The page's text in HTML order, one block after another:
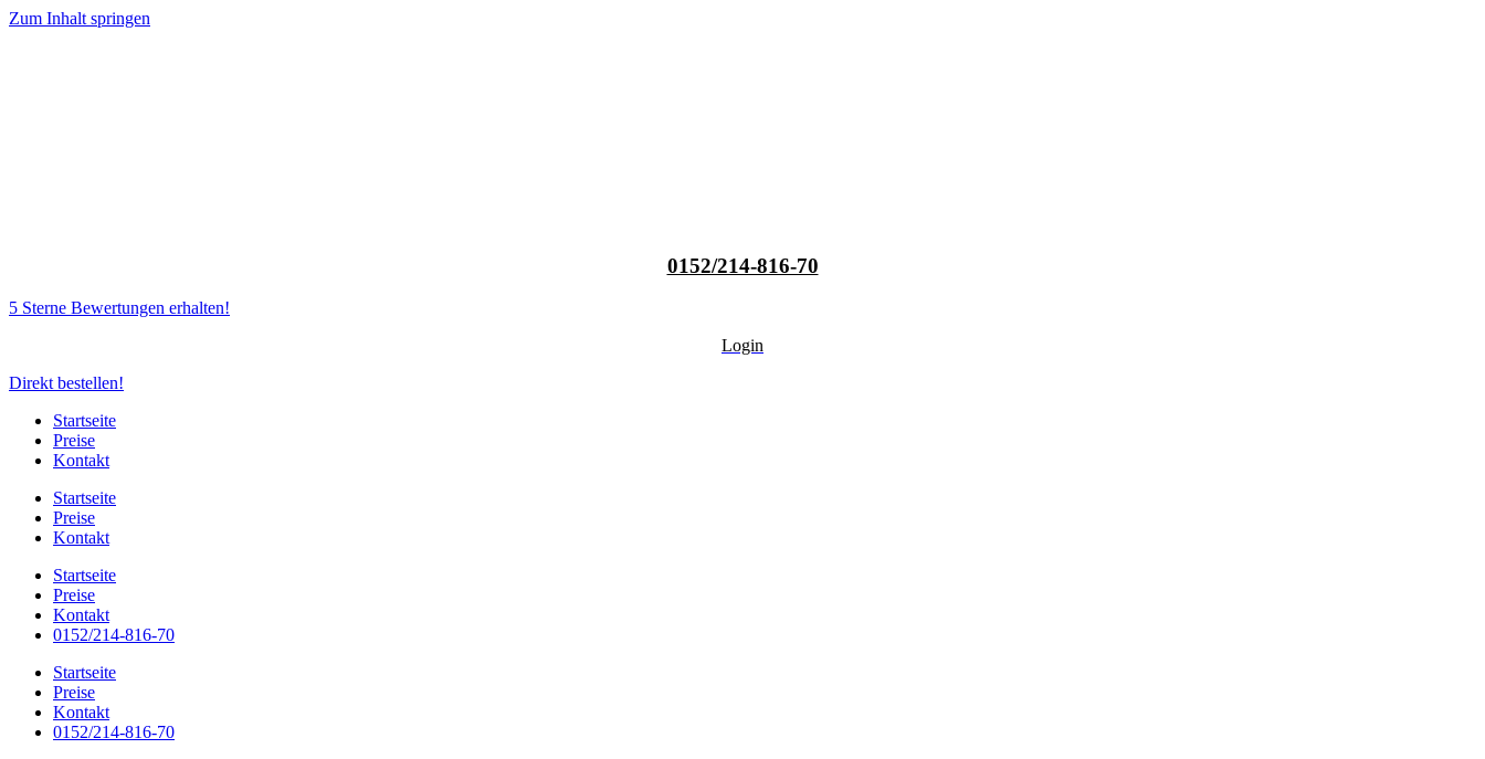
Zum Inhalt springen
0152/214-816-70
5 Sterne Bewertungen erhalten!
Login
Direkt bestellen!
Startseite
Preise
Kontakt
Startseite
Preise
Kontakt
Startseite
Preise
Kontakt
0152/214-816-70
Startseite
Preise
Kontakt
0152/214-816-70